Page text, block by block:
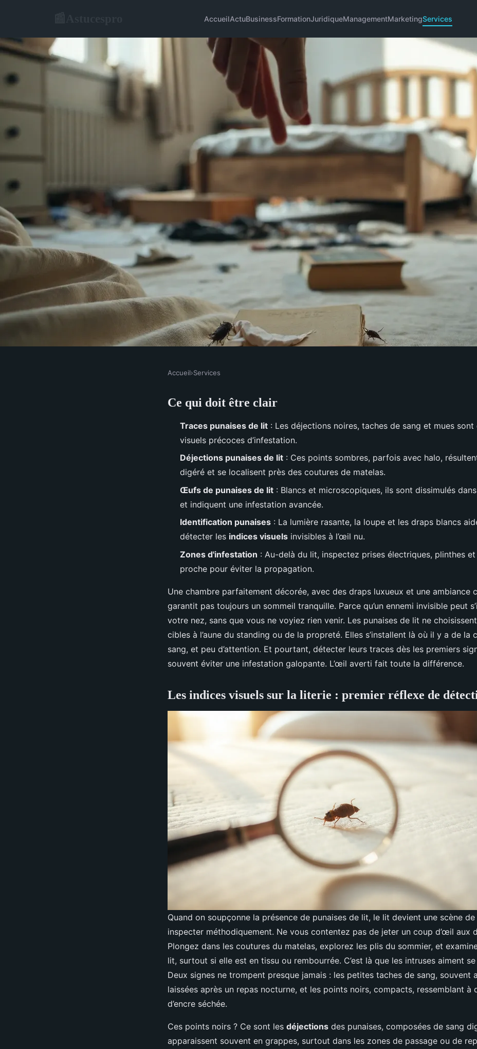
AccueilActuBusinessFormationJuridiqueManagementMarketingServices
7 astuces pratiques pour repérer les
Accueil›Services
Ce qui doit être clair
Traces punaises de lit : Les déjections noires, taches de sang et mues sont
visuels précoces d’infestation.
Déjections punaises de lit : Ces points sombres, parfois avec halo,
digéré et se localisent près des coutures de matelas.
Œufs de punaises de lit : Blancs et microscopiques, ils sont dissimulés
et indiquent une infestation avancée.
Identification punaises : La lumière rasante, la loupe et les draps blancs
détecter les indices visuels invisibles à l’œil nu.
Zones d'infestation : Au-delà du lit, inspectez prises électriques, plinthes
proche pour éviter la propagation.
Une chambre parfaitement décorée, avec des draps luxueux et une ambiance
garantit pas toujours un sommeil tranquille. Parce qu’un ennemi invisible peut
votre nez, sans que vous ne voyiez rien venir. Les punaises de lit ne
cibles à l’aune du standing ou de la propreté. Elles s’installent là où il y a de la
sang, et peu d’attention. Et pourtant, détecter leurs traces dès les premiers
souvent éviter une infestation galopante. L’œil averti fait toute la différence.
Les indices visuels sur la literie : premier réflexe de
Quand on soupçonne la présence de punaises de lit, le lit devient une scène
inspecter méthodiquement. Ne vous contentez pas de jeter un coup d’œil aux
Plongez dans les coutures du matelas, explorez les plis du sommier, et
lit, surtout si elle est en tissu ou rembourrée. C’est là que les intruses aiment
Deux signes ne trompent presque jamais : les petites taches de sang, souvent
laissées après un repas nocturne, et les points noirs, compacts, ressemblant à
d’encre séchée.
Ces points noirs ? Ce sont les déjections des punaises, composées de sang
apparaissent souvent en grappes, surtout dans les zones de passage ou de